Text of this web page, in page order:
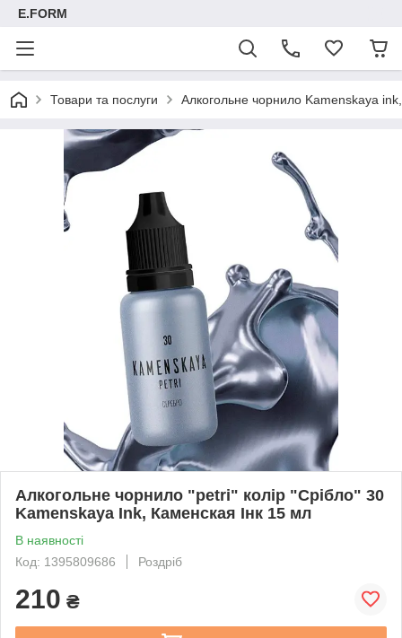
E.FORM
Товари та послуги Алкогольне чорнило Kamenskaya
Алкогольне чорнило "petri" колір "Срібло" 30
Kamenskaya Ink, Каменская Інк 15 мл
В наявності
Код: 1395809686
Роздріб
210 ₴